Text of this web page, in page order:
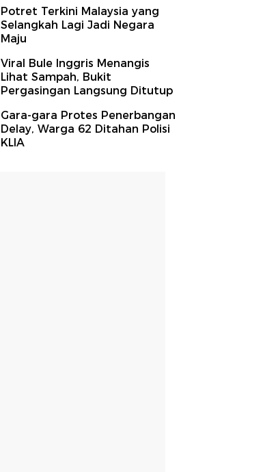
Potret Terkini Malaysia yang
Selangkah Lagi Jadi Negara
Maju
Viral Bule Inggris Menangis
Lihat Sampah, Bukit
Pergasingan Langsung Ditutup
Gara-gara Protes Penerbangan
Delay, Warga 62 Ditahan Polisi
KLIA